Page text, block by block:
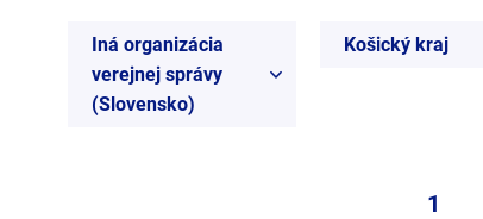
Iná organizácia
verejnej správy
(Slovensko)
Košický kraj
1